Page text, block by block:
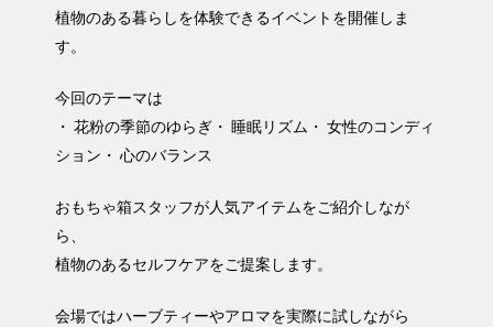
植物のある暮らしを体験できるイベントを開催しま
す。
今回のテーマは
・ 花粉の季節のゆらぎ・ 睡眠リズム・ 女性のコンディ
ション・ 心のバランス
おもちゃ箱スタッフが人気アイテムをご紹介しなが
ら、
植物のあるセルフケアをご提案します。
会場ではハーブティーやアロマを実際に試しながら